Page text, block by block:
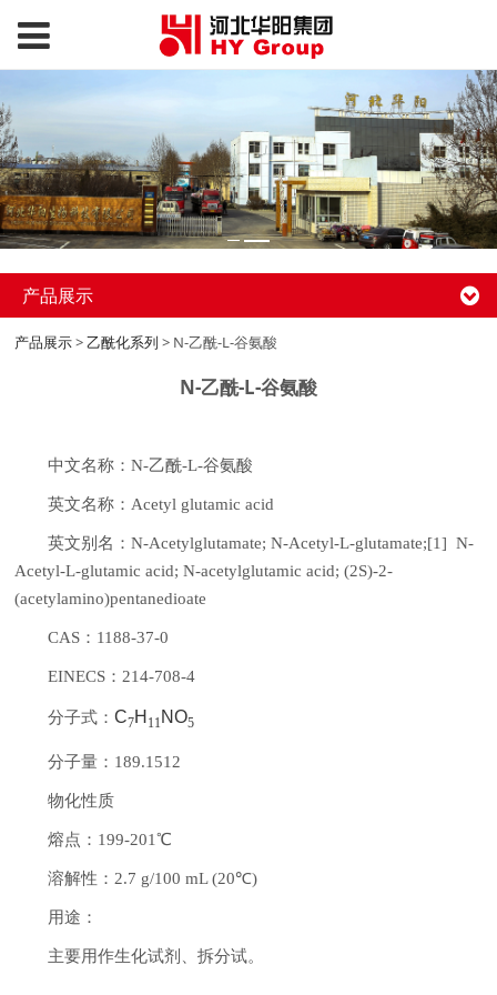
产品展示
产品展示>乙酰化系列 > N-乙酰-L-谷氨酸
N-乙酰-L-谷氨酸
中文名称：N-乙酰-L-谷氨酸
英文名称：Acetyl glutamic acid
英文别名：N-Acetylglutamate; N-Acetyl-L-glutamate;[1] N-
Acetyl-L-glutamic acid; N-acetylglutamic acid; (2S)-2-
(acetylamino)pentanedioate
CAS：1188-37-0
EINECS：214-708-4
分子式： C7H 11 NO5
分子量：189.1512
物化性质
熔点：199-201℃
溶解性：2.7 g/100 mL (20℃)
用途：
主要用作生化试剂、拆分试。